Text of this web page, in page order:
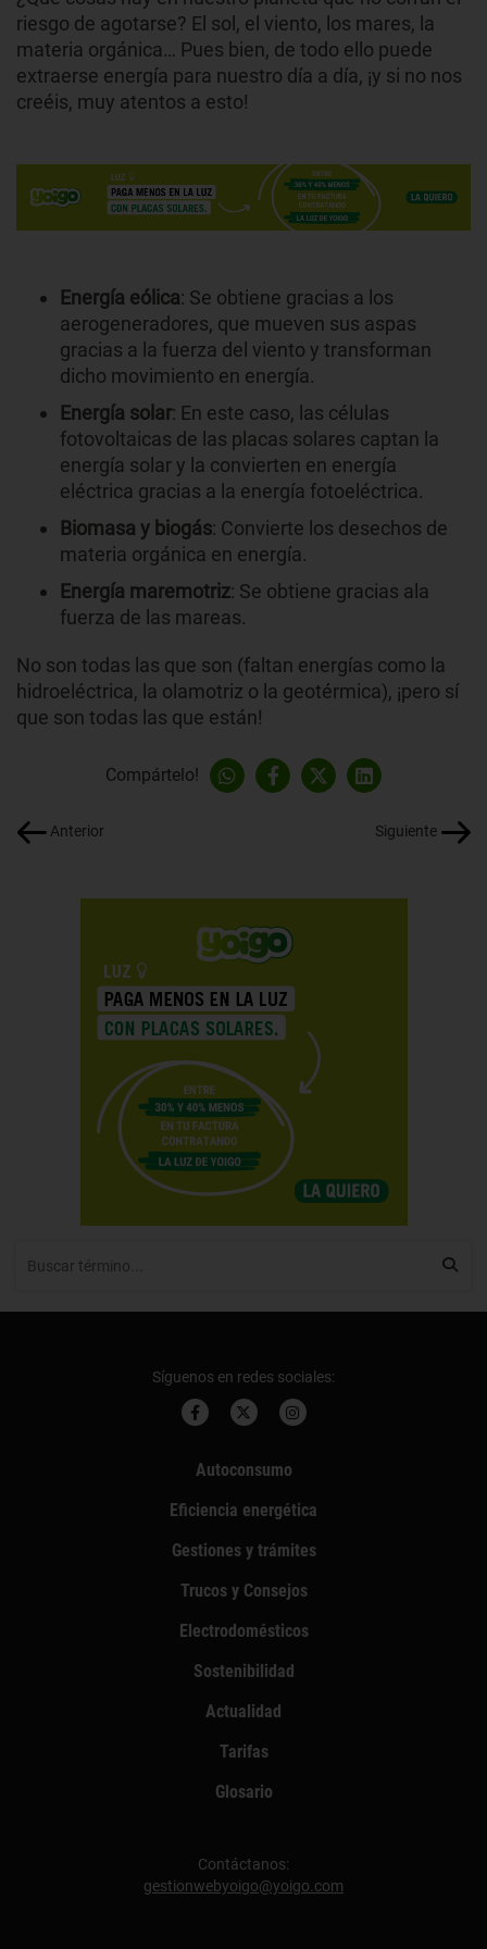
riesgo de agotarse? El sol, el viento, los mares, la
materia orgánica… Pues bien, de todo ello puede
extraerse energía para nuestro día a día, ¡y si no nos
creéis, muy atentos a esto!
Energía eólica: Se obtiene gracias a los
aerogeneradores, que mueven sus aspas
gracias a la fuerza del viento y transforman
dicho movimiento en energía.
Energía solar: En este caso, las células
fotovoltaicas de las placas solares captan la
energía solar y la convierten en energía
eléctrica gracias a la energía fotoeléctrica.
Biomasa y biogás: Convierte los desechos de
materia orgánica en energía.
Energía maremotriz: Se obtiene gracias ala
fuerza de las mareas.
No son todas las que son (faltan energías como la
hidroeléctrica, la olamotriz o la geotérmica), ¡pero sí
que son todas las que están!
Compártelo!
Anterior Siguiente
Síguenos en redes sociales:
Autoconsumo
Eficiencia energética
Gestiones y trámites
Trucos y Consejos
Electrodomésticos
Sostenibilidad
Actualidad
Tarifas
Glosario
Contáctanos:
gestionwebyoigo@yoigo.com